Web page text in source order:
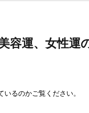
容運、女性運
るのかご覧ください。